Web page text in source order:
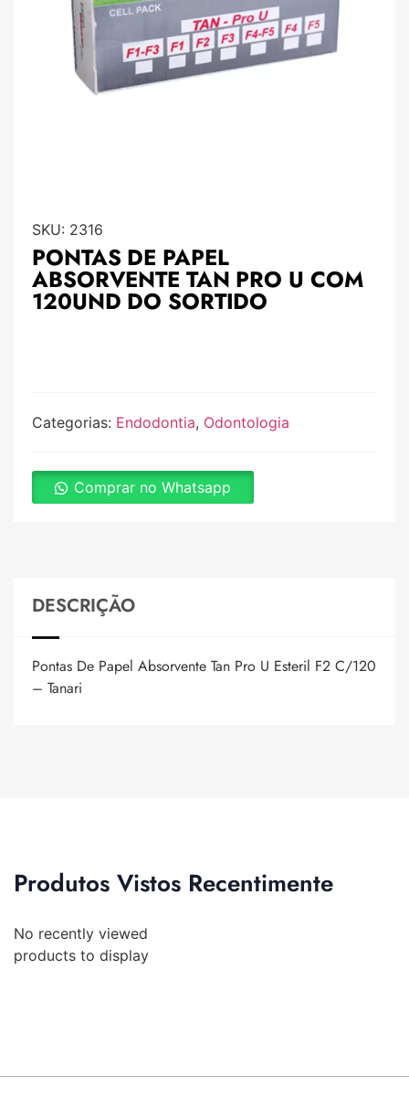
SKU: 2316
PONTAS DE PAPEL
ABSORVENTE TAN PRO U COM
120UND DO SORTIDO
Categorias: Endodontia, Odontologia
Comprar no Whatsapp
DESCRIÇÃO
Pontas De Papel Absorvente Tan Pro U Esteril F2 C/120
– Tanari
Produtos Vistos Recentimente
No recently viewed
products to display